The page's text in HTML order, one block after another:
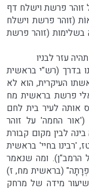
זוהר פרשת וישלח דף
(זוהר פרשת וישלח
(זוהר פרשת
עזר לבניו
בדרך (רש"י בראשית
העיקרית, הוא לא
פרשת בראשית מח
אותה לעיר בית לחם
החמה' על זוהר
לבין מקום קבורת
'רבינו בחיי' בראשית
הרמב"ן). ומה שנאמר
(בראשית מח, ז)
מידה של מרחק